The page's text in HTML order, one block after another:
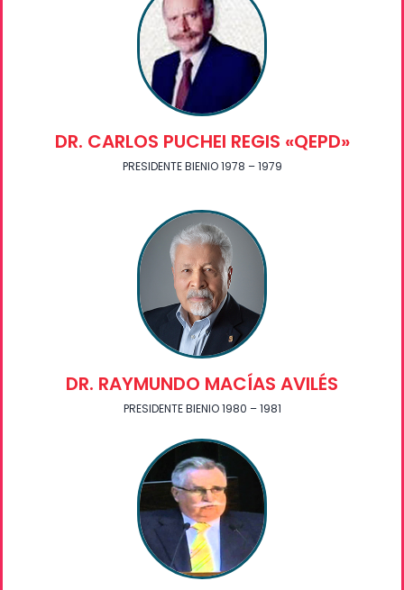
DR. CARLOS PUCHEI REGIS «QEPD»
PRESIDENTE BIENIO 1978 – 1979
DR. RAYMUNDO MACÍAS AVILÉS
PRESIDENTE BIENIO 1980 – 1981